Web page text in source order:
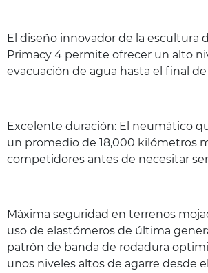
El diseño innovador de la escultura
Primacy 4 permite ofrecer un alto
evacuación de agua hasta el final
Excelente duración: El neumático
un promedio de 18,000 kilómetros
competidores antes de necesitar
Máxima seguridad en terrenos
uso de elastómeros de última
patrón de banda de rodadura
unos niveles altos de agarre desde